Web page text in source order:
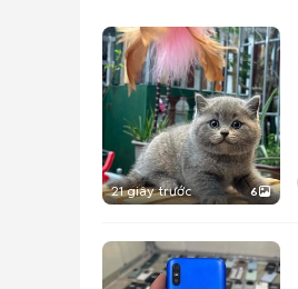
21 giây trước 6